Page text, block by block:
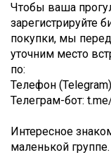
Чтобы ваша
зарегистрируйте
покупки, мы
уточним место
по:
Телефон
Телеграм-бот:
Интересное
маленькой группе.